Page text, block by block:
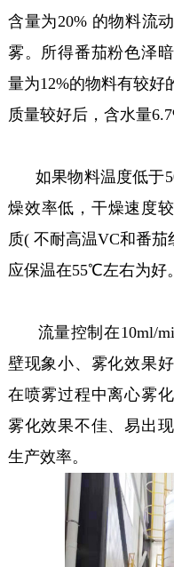
含量为20% 的物料流
雾。所得番茄粉色泽
量为12%的物料有较好
质量较好后，含水量
如果物料温度低于
燥效率低，干燥速度
质( 不耐高温VC和番
应保温在55℃左右为好。
流量控制在10ml/
壁现象小、雾化效果
在喷雾过程中离心雾
雾化效果不佳、易出
生产效率。